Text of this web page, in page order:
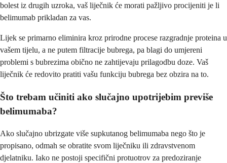
bolest iz drugih uzroka, vaš liječnik će morati pažljivo procijeniti je li
belimumab prikladan za vas.
Lijek se primarno eliminira kroz prirodne procese razgradnje proteina u
vašem tijelu, a ne putem filtracije bubrega, pa blagi do umjereni
problemi s bubrezima obično ne zahtijevaju prilagodbu doze. Vaš
liječnik će redovito pratiti vašu funkciju bubrega bez obzira na to.
Što trebam učiniti ako slučajno upotrijebim previše
belimumaba?
Ako slučajno ubrizgate više supkutanog belimumaba nego što je
propisano, odmah se obratite svom liječniku ili zdravstvenom
djelatniku. Iako ne postoji specifični protuotrov za predoziranje